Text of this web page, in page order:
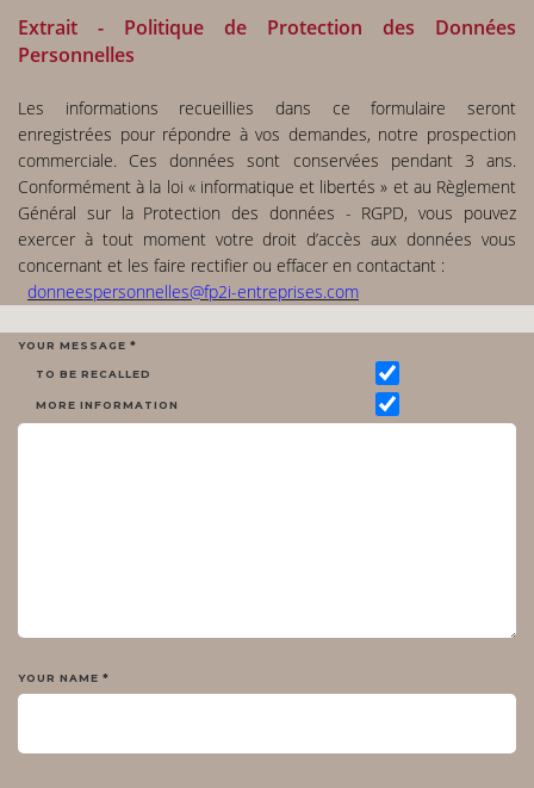
Extrait - Politique de Protection des Données
Personnelles
Les informations recueillies dans ce formulaire seront
enregistrées pour répondre à vos demandes, notre prospection
commerciale. Ces données sont conservées pendant 3 ans.
Conformément à la loi « informatique et libertés » et au Règlement
Général sur la Protection des données - RGPD, vous pouvez
exercer à tout moment votre droit d’accès aux données vous
concernant et les faire rectifier ou effacer en contactant :
donneespersonnelles@fp2i-entreprises.com
YOUR MESSAGE *
TO BE RECALLED
MORE INFORMATION
YOUR NAME *